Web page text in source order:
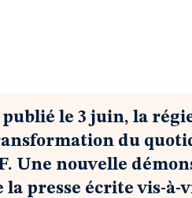
le 3 juin, la
du
Une nouvelle
la presse écrite vis-à-